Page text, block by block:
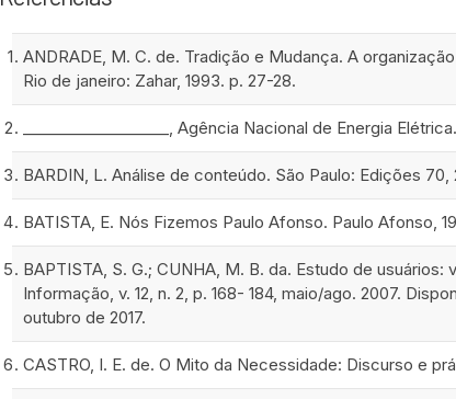
ANDRADE, M. C. de. Tradição e Mudança. A
Rio de janeiro: Zahar, 1993. p. 27-28.
___________________, Agência Nacional de Energia
BARDIN, L. Análise de conteúdo. São Paulo: Edições 70,
BATISTA, E. Nós Fizemos Paulo Afonso. Paulo Afonso,
BAPTISTA, S. G.; CUNHA, M. B. da. Estudo de
Informação, v. 12, n. 2, p. 168- 184, maio/ago. 2007.
outubro de 2017.
CASTRO, I. E. de. O Mito da Necessidade: Discurso e